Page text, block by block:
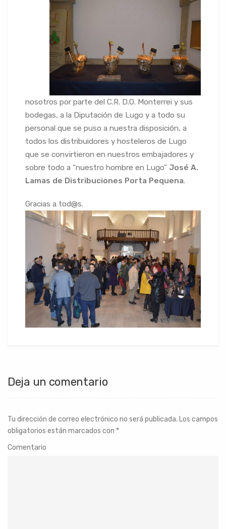
nosotros por parte del C.R. D.O. Monterrei y sus
bodegas, a la Diputación de Lugo y a todo su
personal que se puso a nuestra disposición, a
todos los distribuidores y hosteleros de Lugo
que se convirtieron en nuestros embajadores y
sobre todo a “nuestro hombre en Lugo” José A.
Lamas de Distribuciones Porta Pequena.
Gracias a tod@s.
Deja un comentario
Tu dirección de correo electrónico no será publicada. Los campos
obligatorios están marcados con *
Comentario